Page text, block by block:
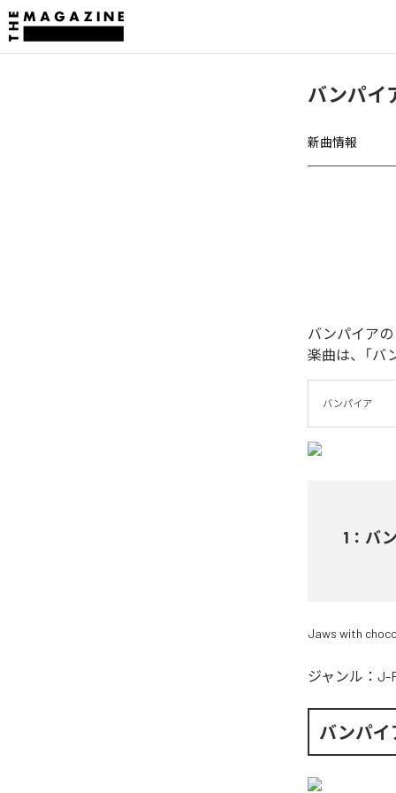
バンパイ
新曲情報
バンパイアの
楽曲は、「バ
バンパイア
1 ： バ
Jaws with
ジャンル： J-
バンパイ